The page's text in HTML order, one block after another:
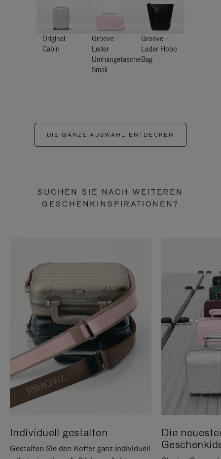
Original
Cabin
Groove -
Leder
Umhängetasche
Small
Groove -
Leder Hobo
Bag
DIE GANZE AUSWAHL ENTDECKEN
SUCHEN SIE NACH WEITEREN
GESCHENKINSPIRATIONEN?
Individuell gestalten
Gestalten Sie den Koffer ganz individuell
Die